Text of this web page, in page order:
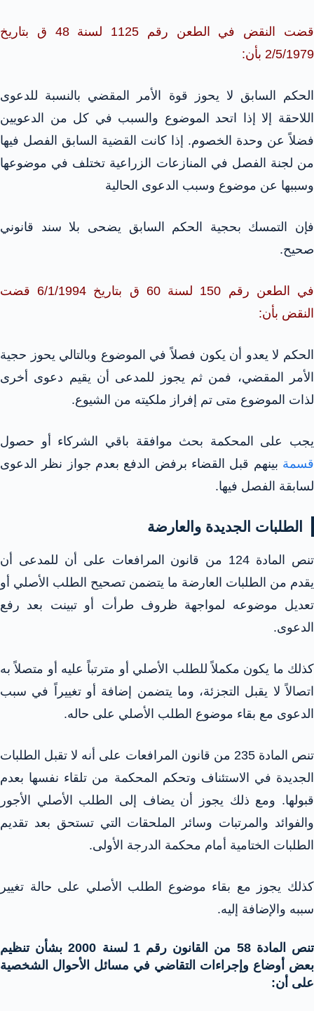
قضت النقض في الطعن رقم 1125 لسنة 48 ق بتاريخ
2/5/1979 بأن:
الحكم السابق لا يحوز قوة الأمر المقضي بالنسبة للدعوى
اللاحقة إلا إذا اتحد الموضوع والسبب في كل من الدعويين
فضلاً عن وحدة الخصوم. إذا كانت القضية السابق الفصل فيها
من لجنة الفصل في المنازعات الزراعية تختلف في موضوعها
وسببها عن موضوع وسبب الدعوى الحالية
فإن التمسك بحجية الحكم السابق يضحى بلا سند قانوني
صحيح.
في الطعن رقم 150 لسنة 60 ق بتاريخ 6/1/1994 قضت
النقض بأن:
الحكم لا يعدو أن يكون فصلاً في الموضوع وبالتالي يحوز حجية
الأمر المقضي، فمن ثم يجوز للمدعى أن يقيم دعوى أخرى
لذات الموضوع متى تم إفراز ملكيته من الشيوع.
يجب على المحكمة بحث موافقة باقي الشركاء أو حصول
قسمة بينهم قبل القضاء برفض الدفع بعدم جواز نظر الدعوى
لسابقة الفصل فيها.
الطلبات الجديدة والعارضة
تنص المادة 124 من قانون المرافعات على أن للمدعى أن
يقدم من الطلبات العارضة ما يتضمن تصحيح الطلب الأصلي أو
تعديل موضوعه لمواجهة ظروف طرأت أو تبينت بعد رفع
الدعوى.
كذلك ما يكون مكملاً للطلب الأصلي أو مترتباً عليه أو متصلاً به
اتصالاً لا يقبل التجزئة، وما يتضمن إضافة أو تغييراً في سبب
الدعوى مع بقاء موضوع الطلب الأصلي على حاله.
تنص المادة 235 من قانون المرافعات على أنه لا تقبل الطلبات
الجديدة في الاستئناف وتحكم المحكمة من تلقاء نفسها بعدم
قبولها. ومع ذلك يجوز أن يضاف إلى الطلب الأصلي الأجور
والفوائد والمرتبات وسائر الملحقات التي تستحق بعد تقديم
الطلبات الختامية أمام محكمة الدرجة الأولى.
كذلك يجوز مع بقاء موضوع الطلب الأصلي على حالة تغيير
سببه والإضافة إليه.
تنص المادة 58 من القانون رقم 1 لسنة 2000 بشأن تنظيم
بعض أوضاع وإجراءات التقاضي في مسائل الأحوال الشخصية
على أن: